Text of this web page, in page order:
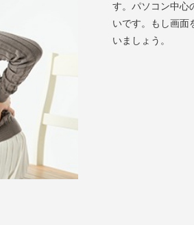
す。パソコン中心
いです。もし画面
いましょう。